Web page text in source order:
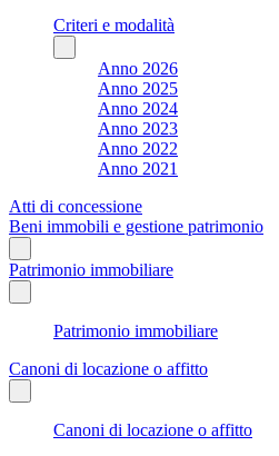
Criteri e modalità
Anno 2026
Anno 2025
Anno 2024
Anno 2023
Anno 2022
Anno 2021
Atti di concessione
Beni immobili e gestione patrimonio
Patrimonio immobiliare
Patrimonio immobiliare
Canoni di locazione o affitto
Canoni di locazione o affitto